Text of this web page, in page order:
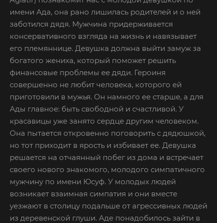
имени Ада, она рано лишилась родителей и о ней
заботился дядя. Мужчина придерживается
консервативного взгляда на жизнь и навязывает
его племяннице. Девушка должна выйти замуж за
богатого жениха, который поможет решить
финансовые проблемы ее дяди. Героиня
совершенно не любит человека, которого ей
приготовили в мужья. Он намного ее старше, а для
Ады главное: быть свободной и счастливой. У
красавицы уже занято сердце другим человеком.
Она пытается откровенно поговорить с дядюшкой,
но тот приходит в ярость и избивает ее. Девушка
решается на отчаянный побег из дома и встречает
своего нового знакомого, молодого симпатичного
мужчину по имени Юсуф. У молодых людей
возникает взаимная симпатия и они вместе
уезжают в столицу подальше от агрессивных людей
из деревенской глуши. Аде понадобилось зайти в